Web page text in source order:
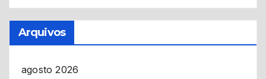
Arquivos
agosto 2026